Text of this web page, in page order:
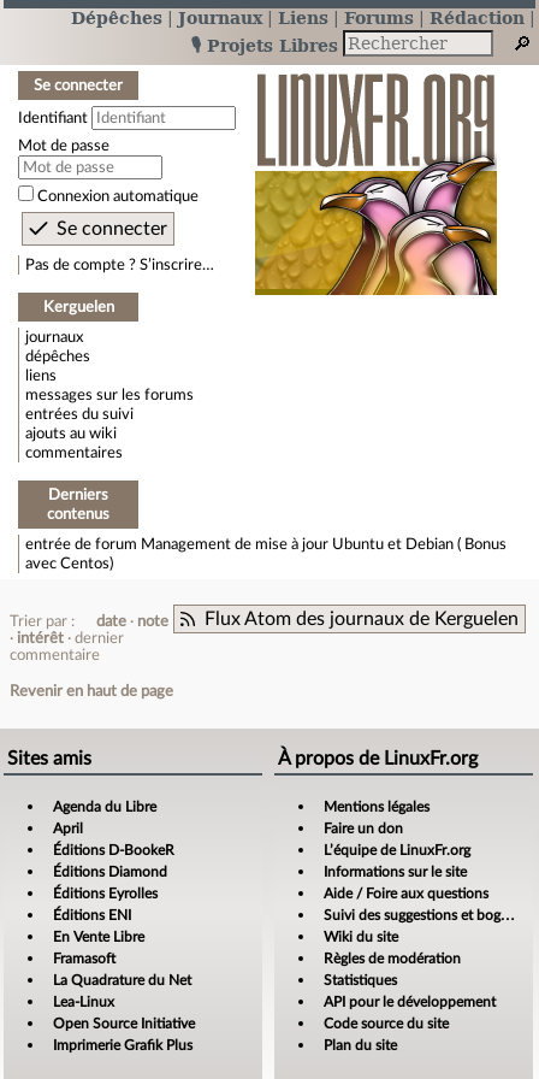
Dépêches Journaux Liens Forums
Rédaction
🎙️ Projets Libres
Se connecter
Identifiant
Mot de passe
Connexion automatique
Pas de compte ? S’inscrire…
Kerguelen
journaux
dépêches
liens
messages sur les forums
entrées du suivi
ajouts au wiki
commentaires
Derniers
contenus
entrée de forum Management de mise à jour Ubuntu et Debian ( Bonus
avec Centos)
Flux Atom des journaux de Kerguelen
Trier par : date
note
intérêt
dernier
commentaire
Revenir en haut de page
Sites amis
Agenda du Libre
April
Éditions D-BookeR
Éditions Diamond
Éditions Eyrolles
Éditions ENI
En Vente Libre
Framasoft
La Quadrature du Net
Lea-Linux
Open Source Initiative
Imprimerie Grafik Plus
À propos de LinuxFr.org
Mentions légales
Faire un don
L’équipe de LinuxFr.org
Informations sur le site
Aide / Foire aux questions
Suivi des suggestions et bogues
Wiki du site
Règles de modération
Statistiques
API pour le développement
Code source du site
Plan du site